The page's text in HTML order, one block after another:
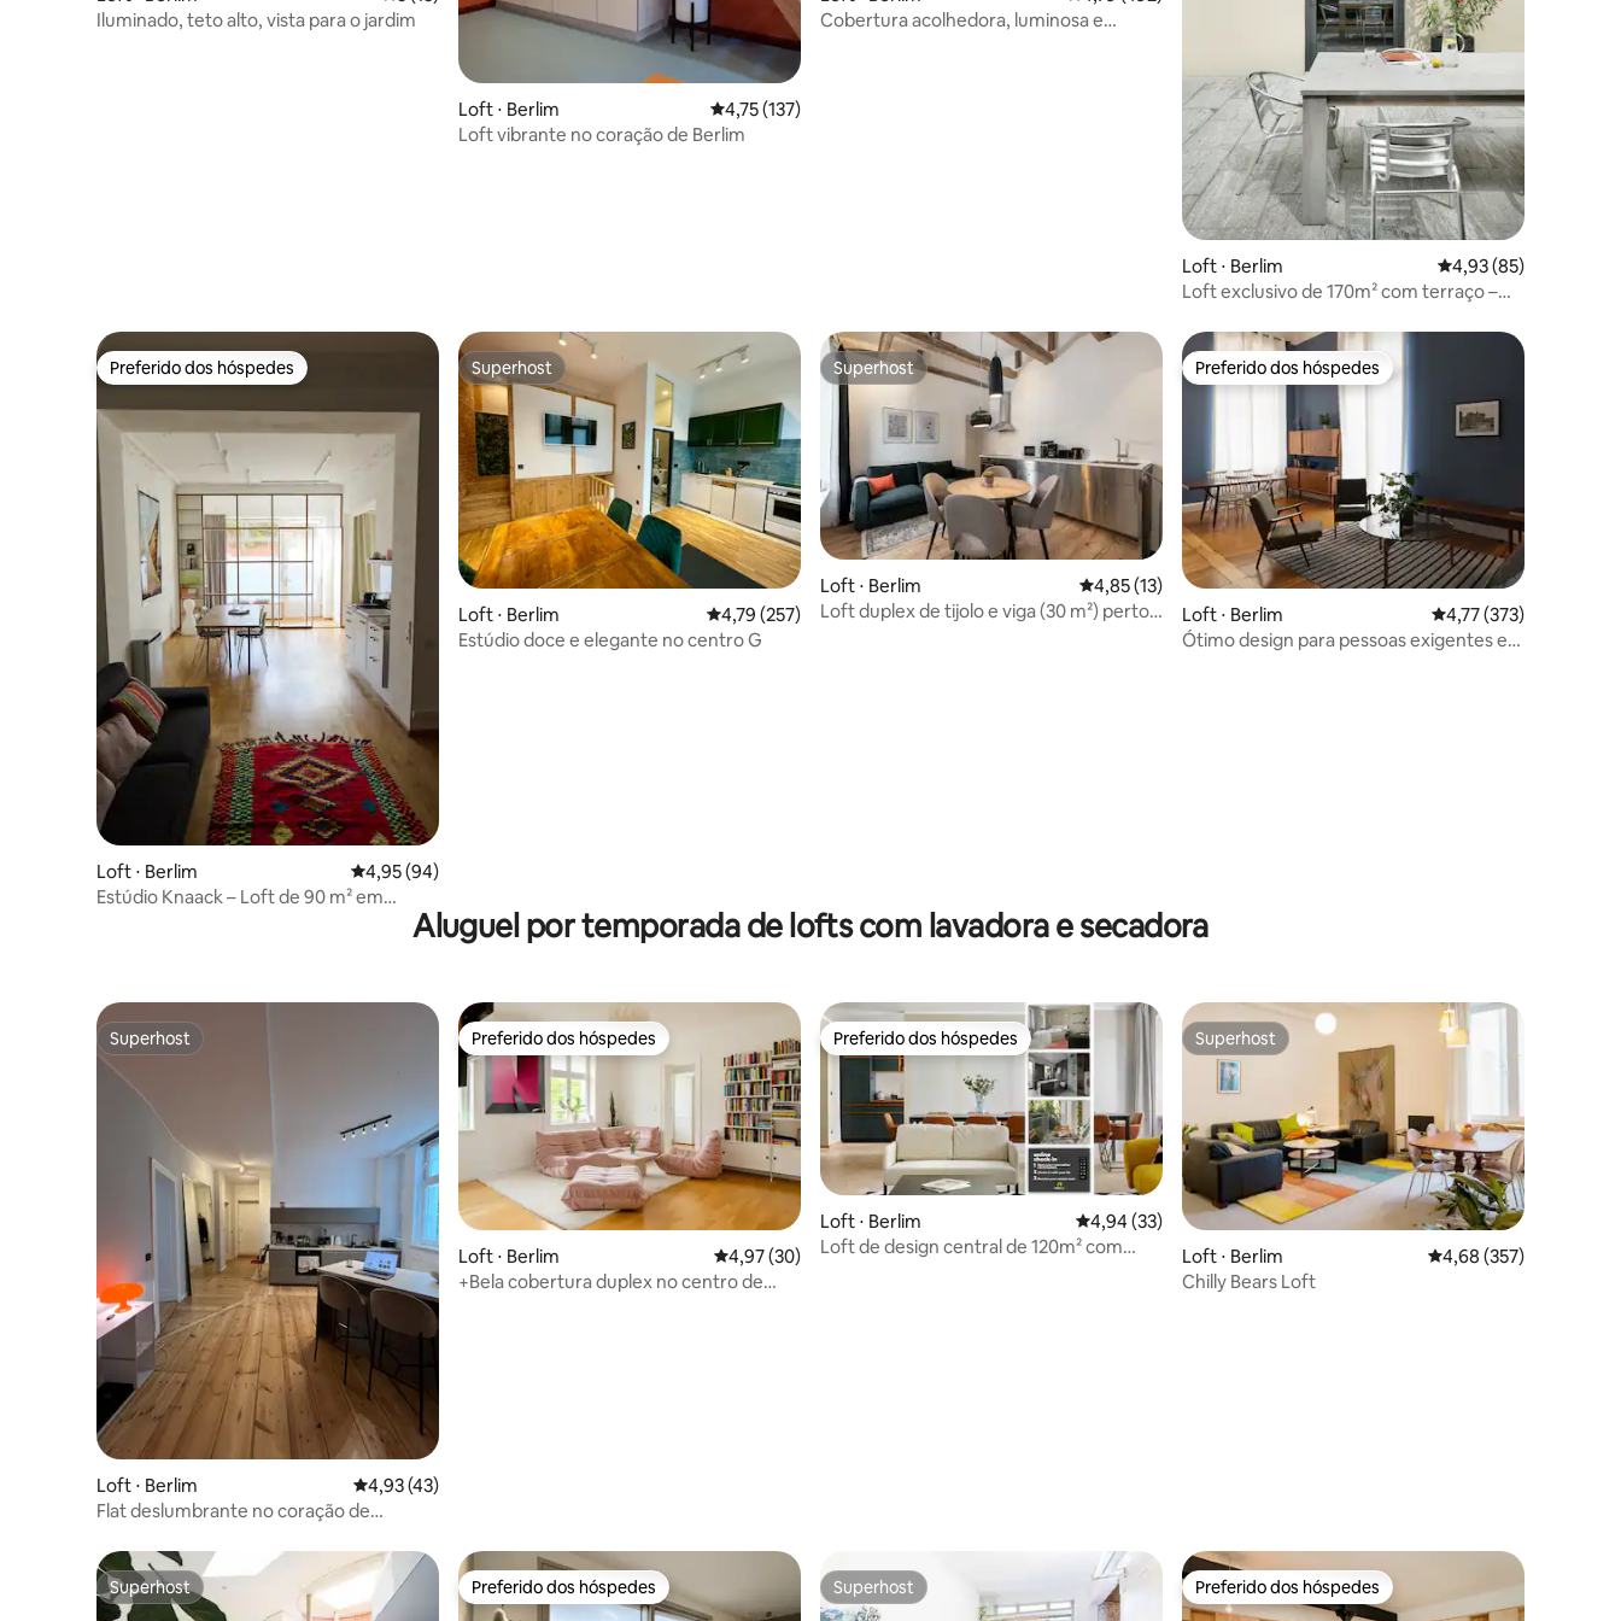
Iluminado, teto alto, vista para o jardim
Loft ⋅ Berlim 4,75 de uma avaliação média de 5, 137 avaliações
4,75 (137)
Loft vibrante no coração de Berlim
Cobertura acolhedora, luminosa e
Loft ⋅ Berlim 4,93 de uma
4,93 (85)
Loft exclusivo de 170m² com terraço –
Preferido dos hóspedes
Preferido dos hóspedes
Loft ⋅ Berlim 4,95 de uma avaliação média de 5, 94 avaliações
4,95 (94)
Estúdio Knaack – Loft de 90 m² em
Superhost
Superhost
Loft ⋅ Berlim 4,79 de uma avaliação média de 5, 257 avaliações
4,79 (257)
Estúdio doce e elegante no centro G
Superhost
Superhost
Loft ⋅ Berlim 4,85 de uma avaliação média de 5, 13 avaliações
4,85 (13)
Loft duplex de tijolo e viga (30 m²) perto
Preferido dos hóspedes
Preferido dos hóspedes
Loft ⋅ Berlim 4,77 de uma avaliação
4,77 (373)
Ótimo design para pessoas exigentes em
Aluguel por temporada de lofts com lavadora e secadora
Superhost
Superhost
Loft ⋅ Berlim 4,93 de uma avaliação média de 5, 43 avaliações
4,93 (43)
Flat deslumbrante no coração de
Preferido dos hóspedes
Preferido dos hóspedes
Loft ⋅ Berlim 4,97 de uma avaliação média de 5, 30 avaliações
4,97 (30)
+Bela cobertura duplex no centro de
Preferido dos hóspedes
Preferido dos hóspedes
Loft ⋅ Berlim 4,94 de uma avaliação média de 5, 33 avaliações
4,94 (33)
Loft de design central de 120m² com
Superhost
Superhost
Loft ⋅ Berlim 4,68 de uma avaliação
4,68 (357)
Chilly Bears Loft
Superhost
Superhost Preferido dos hóspedes
Preferido dos hóspedes Superhost
Superhost Preferido dos hóspedes
Preferido dos hóspedes